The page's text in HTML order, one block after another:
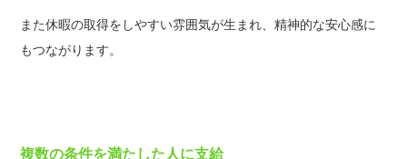
また休暇の取得をしやすい雰囲気が生まれ、精神的な安心感に
もつながります。
複数の条件を満たした人に支給